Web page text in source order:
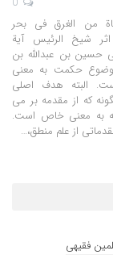
من الغرق فى بحر
اثر شیخ الرئیس آیة
حسین بن عبدالله بن
حکمت به معنی
البته هدف اصلی
که از مقدمه بر می
به معنی خاص است.
از علم منطق،…
فقیهی